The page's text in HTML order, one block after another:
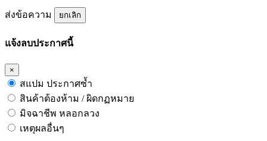
ส่งข้อความ ยกเลิก
แจ้งลบประกาศนี้
×
สแปม ประกาศซ้ำ
สินค้าต้องห้าม / ผิดกฏหมาย
มิจฉาชีพ หลอกลวง
เหตุผลอื่นๆ